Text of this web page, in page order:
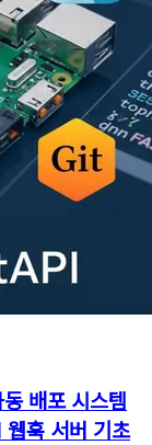
배포 시스템
훅 서버 기초